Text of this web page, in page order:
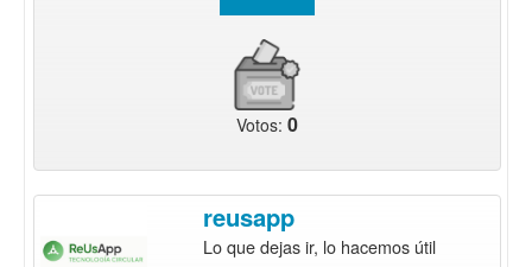
Votos: 0
reusapp
Lo que dejas ir, lo hacemos útil